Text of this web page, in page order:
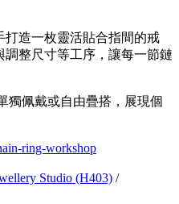
造一枚靈活貼合指間的戒
整尺寸等工序，讓每一節鏈
獨佩戴或自由疊搭，展現個
ring-workshop
Studio (H403) /